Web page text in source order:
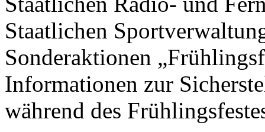
Staatlichen
Sonderaktionen
Informationen zur
während des